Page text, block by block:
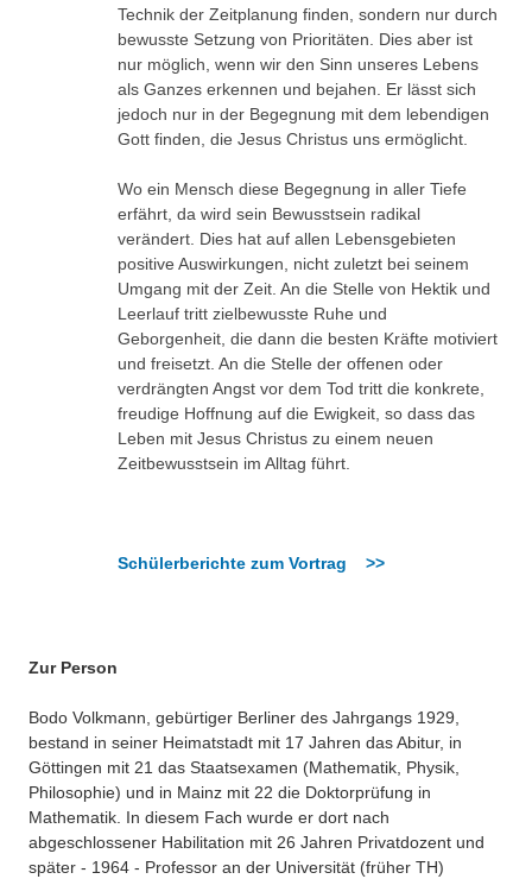
Technik der Zeitplanung finden, sondern nur durch
bewusste Setzung von Prioritäten. Dies aber ist
nur möglich, wenn wir den Sinn unseres Lebens
als Ganzes erkennen und bejahen. Er lässt sich
jedoch nur in der Begegnung mit dem lebendigen
Gott finden, die Jesus Christus uns ermöglicht.
Wo ein Mensch diese Begegnung in aller Tiefe
erfährt, da wird sein Bewusstsein radikal
verändert. Dies hat auf allen Lebensgebieten
positive Auswirkungen, nicht zuletzt bei seinem
Umgang mit der Zeit. An die Stelle von Hektik und
Leerlauf tritt zielbewusste Ruhe und
Geborgenheit, die dann die besten Kräfte motiviert
und freisetzt. An die Stelle der offenen oder
verdrängten Angst vor dem Tod tritt die konkrete,
freudige Hoffnung auf die Ewigkeit, so dass das
Leben mit Jesus Christus zu einem neuen
Zeitbewusstsein im Alltag führt.
Schülerberichte zum Vortrag >>
Zur Person
Bodo Volkmann, gebürtiger Berliner des Jahrgangs 1929,
bestand in seiner Heimatstadt mit 17 Jahren das Abitur, in
Göttingen mit 21 das Staatsexamen (Mathematik, Physik,
Philosophie) und in Mainz mit 22 die Doktorprüfung in
Mathematik. In diesem Fach wurde er dort nach
abgeschlossener Habilitation mit 26 Jahren Privatdozent und
später - 1964 - Professor an der Universität (früher TH)